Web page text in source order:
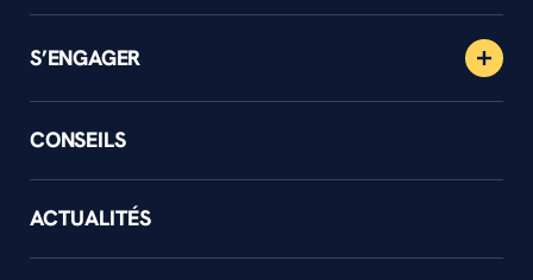
S’ENGAGER
CONSEILS
ACTUALITÉS